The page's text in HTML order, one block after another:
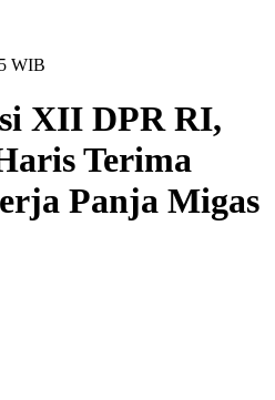
WIB
XII DPR RI,
Terima
Panja Migas